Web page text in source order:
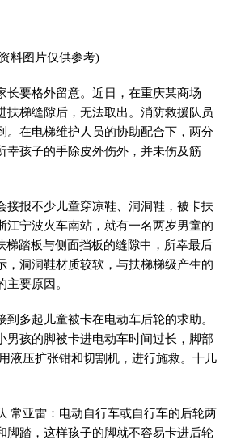
料图片仅供参考)
长要格外留意。近日，在重庆某商场
扶梯缝隙后，无法取出。消防救援队员
。在电梯维护人员的协助配合下，两分
幸孩子的手除皮外伤外，并未伤及筋
接报不少儿童穿凉鞋、洞洞鞋，被卡扶
江宁波火车南站，就有一名两岁男童的
梯踏板与侧面挡板的缝隙中，所幸最后
，洞洞鞋材质较软，与扶梯梯级产生的
要原因。
多起儿童被卡在电动车后轮的求助。
男孩的脚被卡进电动车时间过长，脚部
液压扩张钳和切割机，进行施救。十几
常亚雷：电动自行车或自行车的后轮两
脚踏，这样孩子的脚就不容易卡进后轮